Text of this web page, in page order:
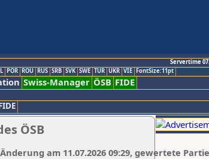
Servertime
POR ROU RUS SRB SVK SWE TUR UKR VIE FontSize:11pt
Swiss-Manager ÖSB FIDE
ÖSB
am 11.07.2026 09:29, gewertete